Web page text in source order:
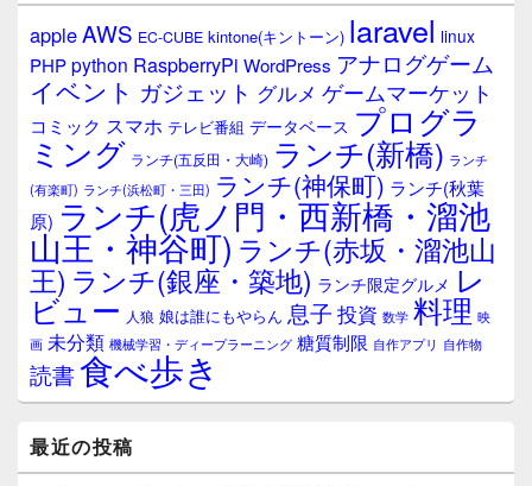
ウ
ィ
ジ
ェ
ア
appleAWS EC-CUBE kintone(キントーン) laravel linux
PHPpython RaspberryPi WordPress アナログゲーム
イベント ガジェット グルメ ゲームマーケット
コミック スマホ テレビ番組 データベース プログラ
ミング ランチ(五反田・大崎) ランチ(新橋) ランチ
(有楽町) ランチ(浜松町・三田) ランチ(神保町) ランチ(秋葉
原) ランチ(虎ノ門・西新橋・溜池
山王・神谷町) ランチ(赤坂・溜池山
王) ランチ(銀座・築地) ランチ限定グルメ レ
ビュー 人狼 娘は誰にもやらん 息子 投資 数学 料理 映
画 未分類 機械学習・ディープラーニング 糖質制限 自作アプリ 自作物
読書食べ歩き
最近の投稿